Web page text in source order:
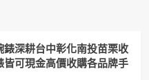
深耕台中彰化南投苗栗收
可現金高價收購各品牌手